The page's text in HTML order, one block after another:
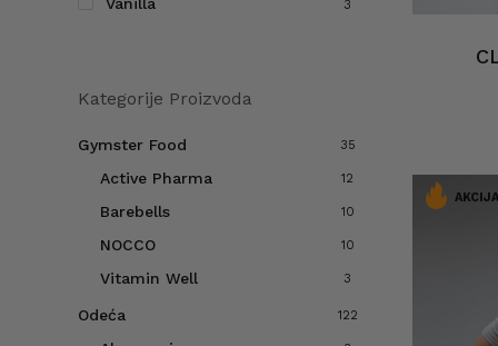
3
Kategorije Proizvoda
Gymster Food 35
Active Pharma 12
Barebells 10
NOCCO 10
Vitamin Well 3
Odeća 122